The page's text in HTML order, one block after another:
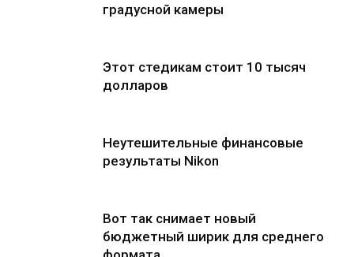
градусной камеры
Этот стедикам стоит 10 тысяч
долларов
Неутешительные финансовые
результаты Nikon
Вот так снимает новый
бюджетный ширик для среднего